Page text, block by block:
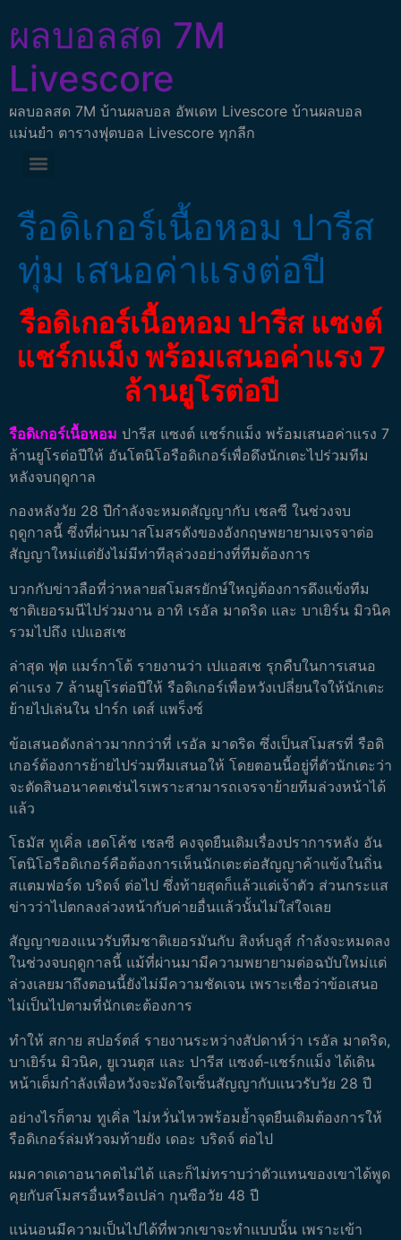
ผลบอลสด 7M
Livescore
ผลบอลสด 7M บ้านผลบอล อัพเดท Livescore บ้านผลบอล
แม่นยำ ตารางฟุตบอล Livescore ทุกลีก
รือดิเกอร์เนื้อหอม ปารีส
ทุ่ม เสนอค่าแรงต่อปี
รือดิเกอร์เนื้อหอม ปารีส แซงต์
แชร์กแม็ง พร้อมเสนอค่าแรง 7
ล้านยูโรต่อปี
รือดิเกอร์เนื้อหอม ปารีส แซงต์ แชร์กแม็ง พร้อมเสนอค่าแรง 7
ล้านยูโรต่อปีให้ อันโตนิโอรือดิเกอร์เพื่อดึงนักเตะไปร่วมทีม
หลังจบฤดูกาล
กองหลังวัย 28 ปีกำลังจะหมดสัญญากับ เชลซี ในช่วงจบ
ฤดูกาลนี้ ซึ่งที่ผ่านมาสโมสรดังของอังกฤษพยายามเจรจาต่อ
สัญญาใหม่แต่ยังไม่มีท่าทีลุล่วงอย่างที่ทีมต้องการ
บวกกับข่าวลือที่ว่าหลายสโมสรยักษ์ใหญ่ต้องการดึงแข้งทีม
ชาติเยอรมนีไปร่วมงาน อาทิ เรอัล มาดริด และ บาเยิร์น มิวนิค
รวมไปถึง เปแอสเช
ล่าสุด ฟุต แมร์กาโต้ รายงานว่า เปแอสเช รุกคืบในการเสนอ
ค่าแรง 7 ล้านยูโรต่อปีให้ รือดิเกอร์เพื่อหวังเปลี่ยนใจให้นักเตะ
ย้ายไปเล่นใน ปาร์ก เดส์ แพร็งซ์
ข้อเสนอดังกล่าวมากกว่าที่ เรอัล มาดริด ซึ่งเป็นสโมสรที่ รือดิ
เกอร์ต้องการย้ายไปร่วมทีมเสนอให้ โดยตอนนี้อยู่ที่ตัวนักเตะว่า
จะตัดสินอนาคตเช่นไรเพราะสามารถเจรจาย้ายทีมล่วงหน้าได้
แล้ว
โธมัส ทูเคิ่ล เฮดโค้ช เชลซี คงจุดยืนเดิมเรื่องปราการหลัง อัน
โตนิโอรือดิเกอร์คือต้องการเห็นนักเตะต่อสัญญาค้าแข้งในถิ่น
สแตมฟอร์ด บริดจ์ ต่อไป ซึ่งท้ายสุดก็แล้วแต่เจ้าตัว ส่วนกระแส
ข่าวว่าไปตกลงล่วงหน้ากับค่ายอื่นแล้วนั้นไม่ใส่ใจเลย
สัญญาของแนวรับทีมชาติเยอรมันกับ สิงห์บลูส์ กำลังจะหมดลง
ในช่วงจบฤดูกาลนี้ แม้ที่ผ่านมามีความพยายามต่อฉบับใหม่แต่
ล่วงเลยมาถึงตอนนี้ยังไม่มีความชัดเจน เพราะเชื่อว่าข้อเสนอ
ไม่เป็นไปตามที่นักเตะต้องการ
ทำให้ สกาย สปอร์ตส์ รายงานระหว่างสัปดาห์ว่า เรอัล มาดริด,
บาเยิร์น มิวนิค, ยูเวนตุส และ ปารีส แซงต์-แชร์กแม็ง ได้เดิน
หน้าเต็มกำลังเพื่อหวังจะมัดใจเซ็นสัญญากับแนวรับวัย 28 ปี
อย่างไรก็ตาม ทูเคิ่ล ไม่หวั่นไหวพร้อมย้ำจุดยืนเดิมต้องการให้
รือดิเกอร์ล่มหัวจมท้ายยัง เดอะ บริดจ์ ต่อไป
ผมคาดเดาอนาคตไม่ได้ และก็ไม่ทราบว่าตัวแทนของเขาได้พูด
คุยกับสโมสรอื่นหรือเปล่า กุนซือวัย 48 ปี
แน่นอนมีความเป็นไปได้ที่พวกเขาจะทำแบบนั้น เพราะเข้า